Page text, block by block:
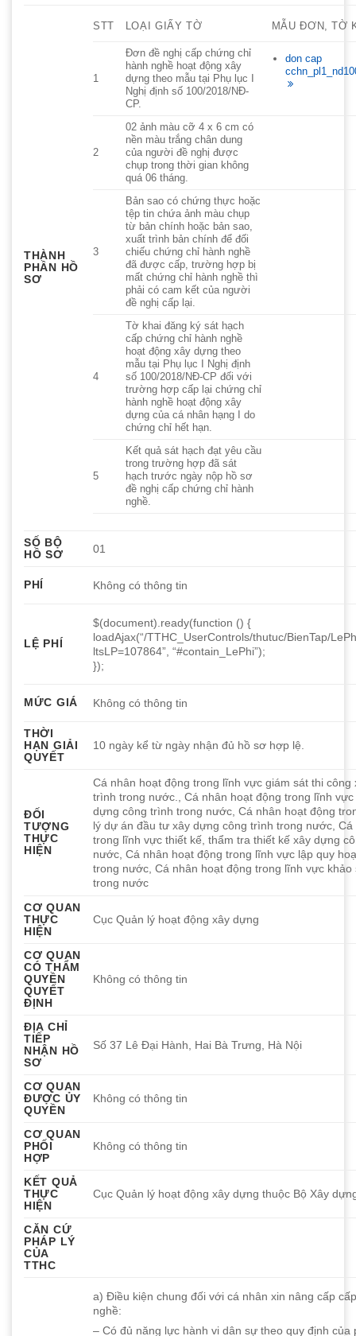
THÀNH
PHẦN HỒ
SƠ
STT LOẠI GIẤY TỜ MẪU ĐƠN, TỜ
1
Đơn đề nghị cấp chứng chỉ
hành nghề hoạt động xây
dựng theo mẫu tại Phụ lục I
Nghị định số 100/2018/NĐ-
CP.
don cap
2
02 ảnh màu cỡ 4 x 6 cm có
nền màu trắng chân dung
của người đề nghị được
chụp trong thời gian không
quá 06 tháng.
3
Bản sao có chứng thực hoặc
tệp tin chứa ảnh màu chụp
từ bản chính hoặc bản sao,
xuất trình bản chính để đối
chiếu chứng chỉ hành nghề
đã được cấp, trường hợp bị
mất chứng chỉ hành nghề thì
phải có cam kết của người
đề nghị cấp lại.
4
Tờ khai đăng ký sát hạch
cấp chứng chỉ hành nghề
hoạt động xây dựng theo
mẫu tại Phụ lục I Nghị định
số 100/2018/NĐ-CP đối với
trường hợp cấp lại chứng chỉ
hành nghề hoạt động xây
dựng của cá nhân hạng I do
chứng chỉ hết hạn.
5
Kết quả sát hạch đạt yêu cầu
trong trường hợp đã sát
hạch trước ngày nộp hồ sơ
đề nghị cấp chứng chỉ hành
nghề.
SỐ BỘ
HỒ SƠ
01
PHÍ Không có thông tin
LỆ PHÍ
$(document).ready(function () {
loadAjax(“/TTHC_UserControls/thutuc/BienTap/
ltsLP=107864”, “#contain_LePhi”);
});
MỨC GIÁ Không có thông tin
THỜI
HẠN GIẢI
QUYẾT
10 ngày kể từ ngày nhận đủ hồ sơ hợp lệ.
ĐỐI
TƯỢNG
THỰC
HIỆN
Cá nhân hoạt động trong lĩnh vực giám sát thi công
trình trong nước., Cá nhân hoạt động trong lĩnh vực
dựng công trình trong nước, Cá nhân hoạt động
lý dự án đầu tư xây dựng công trình trong nước,
trong lĩnh vực thiết kế, thẩm tra thiết kế xây dựng
nước, Cá nhân hoạt động trong lĩnh vực lập quy
trong nước, Cá nhân hoạt động trong lĩnh vực khảo
trong nước
CƠ QUAN
THỰC
HIỆN
Cục Quản lý hoạt động xây dựng
CƠ QUAN
CÓ THẨM
QUYỀN
QUYẾT
ĐỊNH
Không có thông tin
ĐỊA CHỈ
TIẾP
NHẬN HỒ
SƠ
Số 37 Lê Đại Hành, Hai Bà Trưng, Hà Nội
CƠ QUAN
ĐƯỢC ỦY
QUYỀN
Không có thông tin
CƠ QUAN
PHỐI
HỢP
Không có thông tin
KẾT QUẢ
THỰC
HIỆN
Cục Quản lý hoạt động xây dựng thuộc Bộ Xây
CĂN CỨ
PHÁP LÝ
CỦA
TTHC
a) Điều kiện chung đối với cá nhân xin nâng cấp
nghề:
– Có đủ năng lực hành vi dân sự theo quy định của